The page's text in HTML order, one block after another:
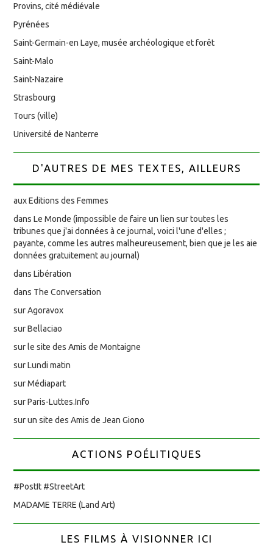
Provins, cité médiévale
Pyrénées
Saint-Germain-en Laye, musée archéologique et forêt
Saint-Malo
Saint-Nazaire
Strasbourg
Tours (ville)
Université de Nanterre
D'AUTRES DE MES TEXTES, AILLEURS
aux Editions des Femmes
dans Le Monde (impossible de faire un lien sur toutes les
tribunes que j'ai données à ce journal, voici l'une d'elles ;
payante, comme les autres malheureusement, bien que je les aie
données gratuitement au journal)
dans Libération
dans The Conversation
sur Agoravox
sur Bellaciao
sur le site des Amis de Montaigne
sur Lundi matin
sur Médiapart
sur Paris-Luttes.Info
sur un site des Amis de Jean Giono
ACTIONS POÉLITIQUES
#PostIt #StreetArt
MADAME TERRE (Land Art)
LES FILMS À VISIONNER ICI